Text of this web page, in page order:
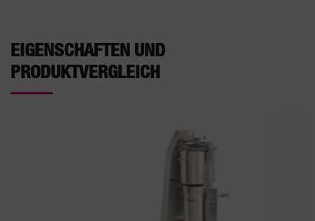
EIGENSCHAFTEN UND
PRODUKTVERGLEICH